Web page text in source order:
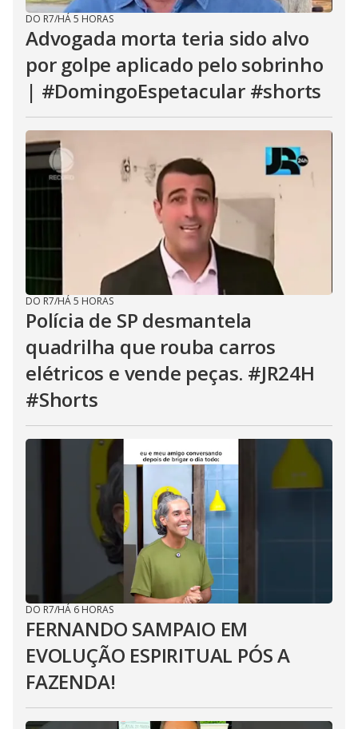
DO R7/HÁ 5 HORAS
Advogada morta teria sido alvo
por golpe aplicado pelo sobrinho
| #DomingoEspetacular #shorts
DO R7/HÁ 5 HORAS
Polícia de SP desmantela
quadrilha que rouba carros
elétricos e vende peças. #JR24H
#Shorts
DO R7/HÁ 6 HORAS
FERNANDO SAMPAIO EM
EVOLUÇÃO ESPIRITUAL PÓS A
FAZENDA!